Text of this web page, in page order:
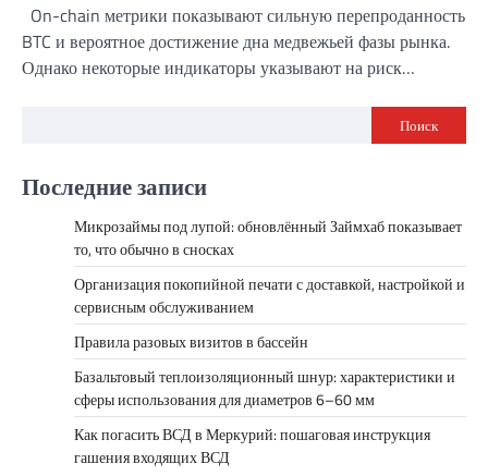
On-chain метрики показывают сильную перепроданность
BTC и вероятное достижение дна медвежьей фазы рынка.
Однако некоторые индикаторы указывают на риск…
Поиск
Последние записи
Микрозаймы под лупой: обновлённый Займхаб показывает
то, что обычно в сносках
Организация покопийной печати с доставкой, настройкой и
сервисным обслуживанием
Правила разовых визитов в бассейн
Базальтовый теплоизоляционный шнур: характеристики и
сферы использования для диаметров 6–60 мм
Как погасить ВСД в Меркурий: пошаговая инструкция
гашения входящих ВСД